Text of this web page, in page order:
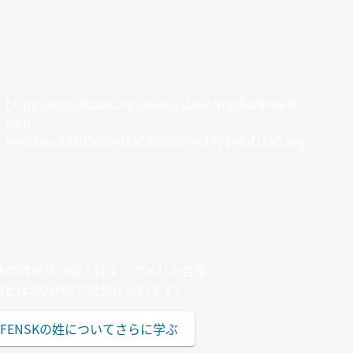
FENSKの姓についてさらに学ぶ